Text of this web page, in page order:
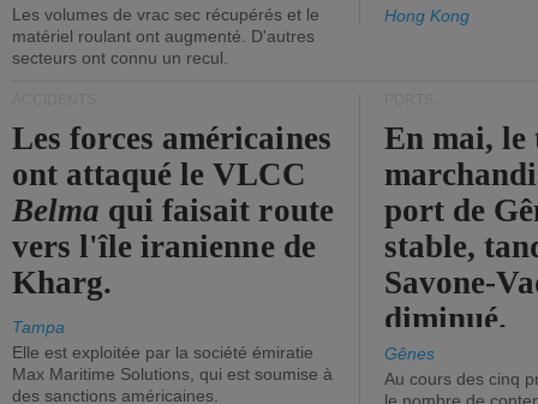
Les volumes de vrac sec récupérés et le
matériel roulant ont augmenté. D'autres
secteurs ont connu un recul.
Hong Kong
Les forces américaines
ont attaqué le VLCC
Belma qui faisait route
vers l'île iranienne de
Kharg.
Tampa
Elle est exploitée par la société émiratie
Max Maritime Solutions, qui est soumise à
des sanctions américaines.
En mai, le
port de
stable,
Savone-
diminué.
Gênes
Au cours des cinq